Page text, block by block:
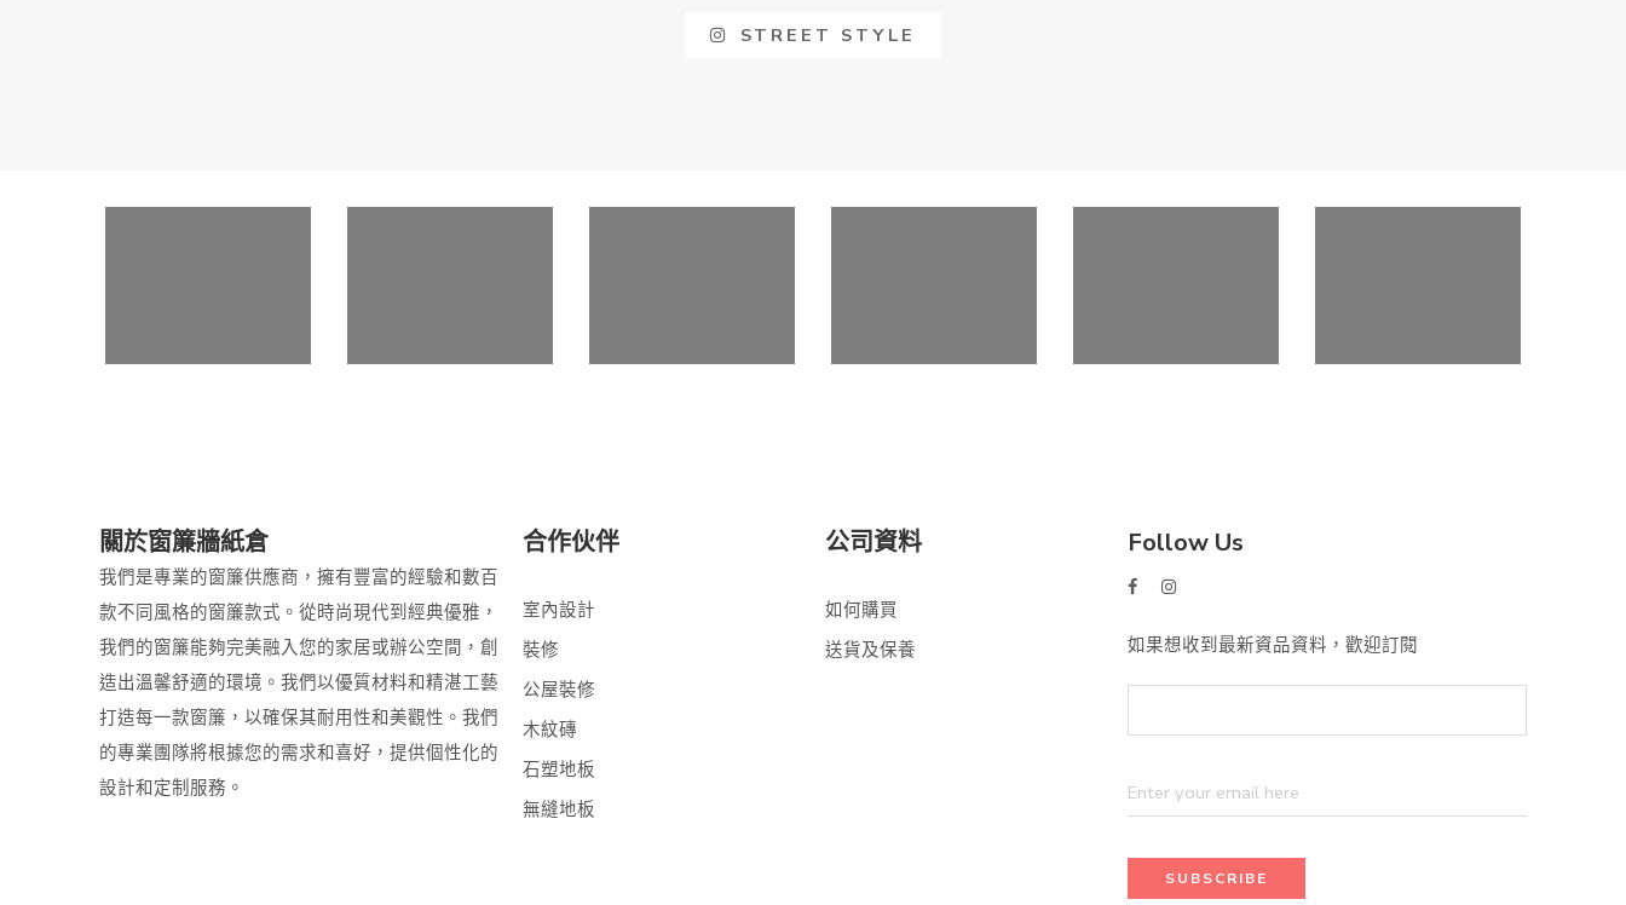
STREET STYLE
關於窗簾牆紙倉
我們是專業的窗簾供應商，擁有豐富的經驗和數百
款不同風格的窗簾款式。從時尚現代到經典優雅，
我們的窗簾能夠完美融入您的家居或辦公空間，創
造出溫馨舒適的環境。我們以優質材料和精湛工藝
打造每一款窗簾，以確保其耐用性和美觀性。我們
的專業團隊將根據您的需求和喜好，提供個性化的
設計和定制服務。
合作伙伴
室內設計
裝修
公屋裝修
木紋磚
石塑地板
無縫地板
公司資料
如何購買
送貨及保養
Follow Us
如果想收到最新資品資料，歡迎訂閱